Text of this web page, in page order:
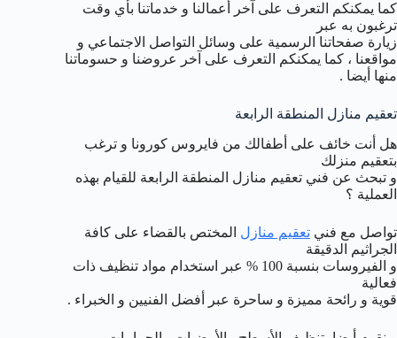
كما يمكنكم التعرف على آخر أعمالنا و خدماتنا بأي وقت
ترغبون به عبر
زيارة صفحاتنا الرسمية على وسائل التواصل الاجتماعي و
مواقعنا ، كما يمكنكم التعرف على آخر عروضنا و حسوماتنا
منها أيضا .
تعقيم منازل المنطقة الرابعة
هل أنت خائف على أطفالك من فايروس كورونا و ترغب
بتعقيم منزلك
و تبحث عن فني تعقيم منازل المنطقة الرابعة للقيام بهذه
العملية ؟
تواصل مع فني تعقيم منازل المختص بالقضاء على كافة
الجراثيم الدقيقة
و الفيروسات بنسبة 100 % عبر استخدام مواد تنظيف ذات
فعالية
قوية و رائحة مميزة و ساحرة عبر أفضل الفنيين و الخبراء .